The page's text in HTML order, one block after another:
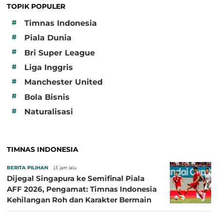
TOPIK POPULER
#
Timnas Indonesia
# Piala Dunia
# Bri Super League
# Liga Inggris
# Manchester United
# Bola Bisnis
# Naturalisasi
TIMNAS INDONESIA
BERITA PILIHAN 15 jam lalu
Dijegal Singapura ke Semifinal Piala
AFF 2026, Pengamat: Timnas Indonesia
Kehilangan Roh dan Karakter Bermain